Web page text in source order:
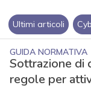
Ultimi articoli
GUIDA NORMATIVA
Sottrazione di
regole per